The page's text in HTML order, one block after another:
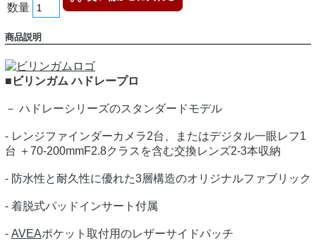
数量
商品説明
■ビリンガム ハドレープロ
－ ハドレーシリーズのスタンダードモデル
- レンジファインダーカメラ2台、またはデジタル一眼レフ1
台 ＋70-200mmF2.8クラスを含む交換レンズ2-3本収納
- 防水性と耐久性に優れた3層構造のオリジナルファブリック
- 着脱式パッドインサート付属
- AVEAポケット取付用のレザーサイドパッチ